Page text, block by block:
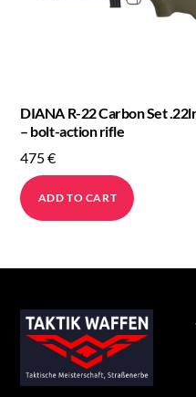
DIANA R-22 Carbon Set
– bolt-action rifle
475€
ADD TO CART